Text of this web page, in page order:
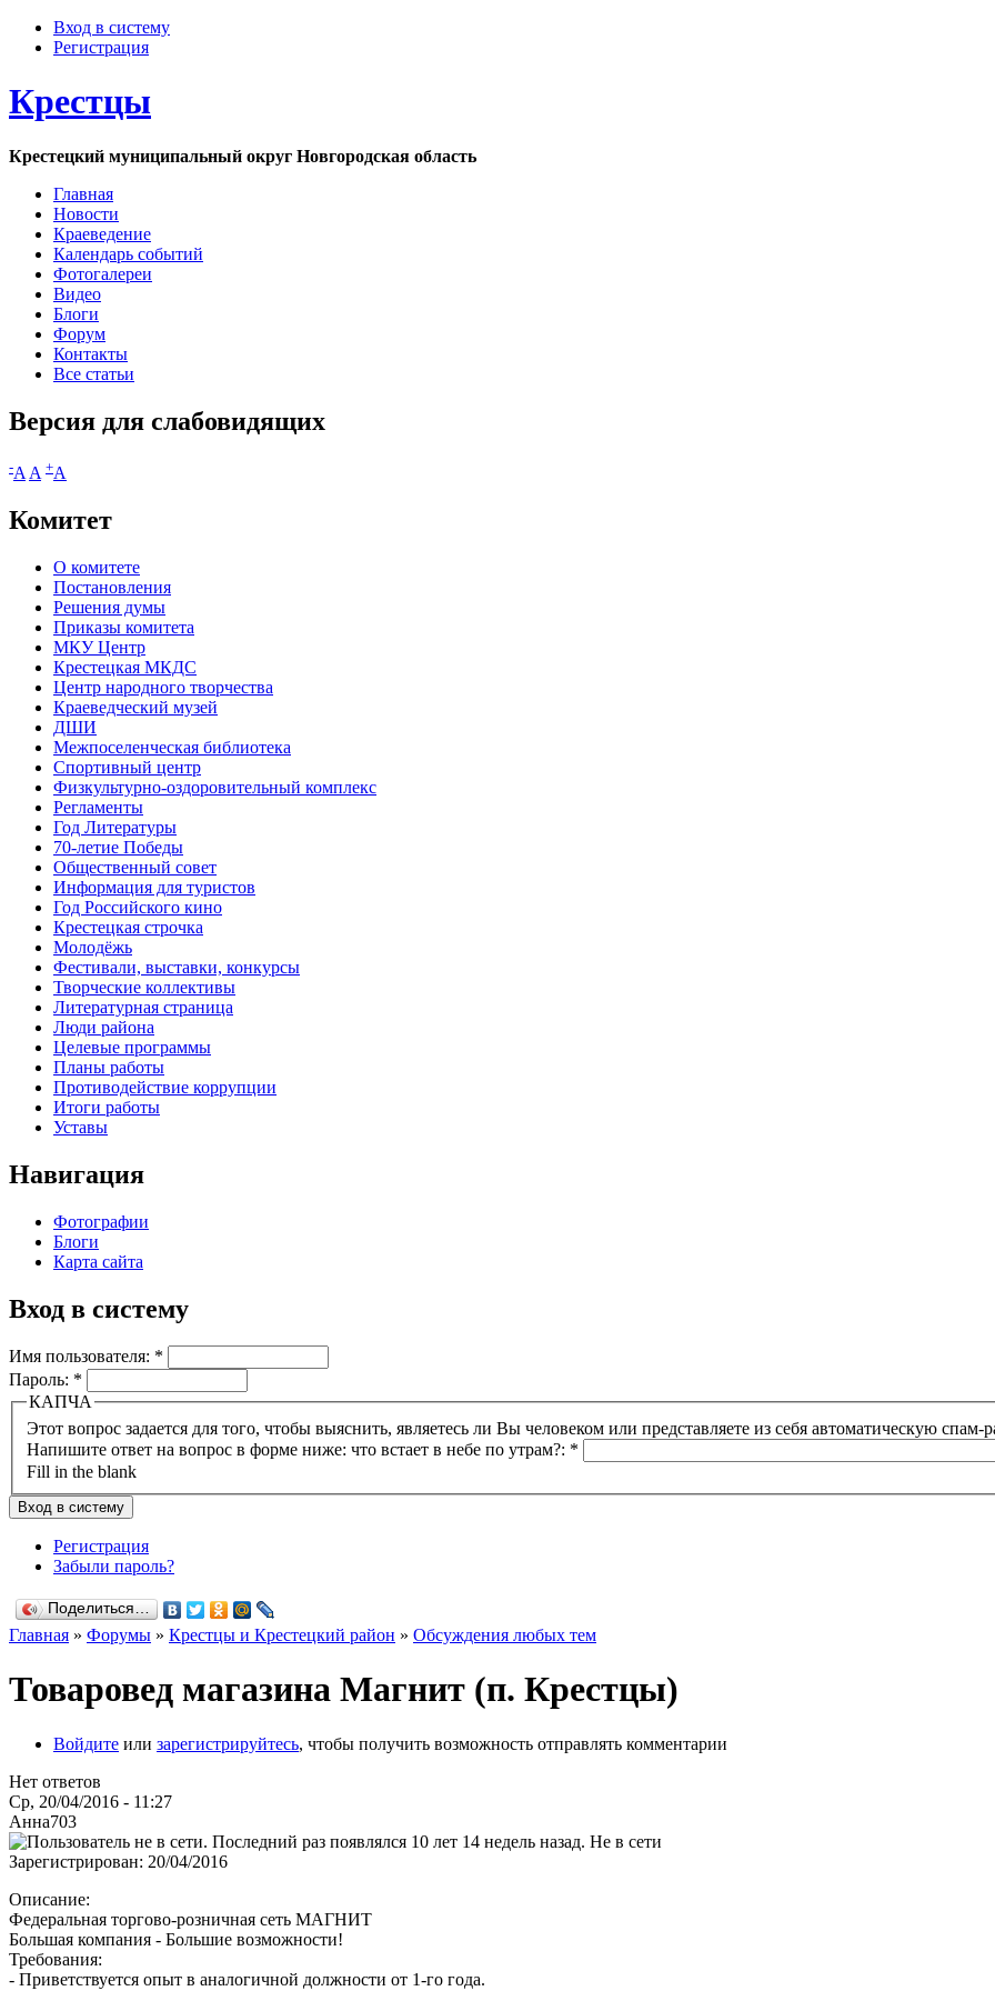
Вход в систему
Регистрация
Крестцы
Крестецкий муниципальный округ Новгородская область
Главная
Новости
Краеведение
Календарь событий
Фотогалереи
Видео
Блоги
Форум
Контакты
Все статьи
Версия для слабовидящих
-A A +A
Комитет
О комитете
Постановления
Решения думы
Приказы комитета
МКУ Центр
Крестецкая МКДС
Центр народного творчества
Краеведческий музей
ДШИ
Межпоселенческая библиотека
Спортивный центр
Физкультурно-оздоровительный комплекс
Регламенты
Год Литературы
70-летие Победы
Общественный совет
Информация для туристов
Год Российского кино
Крестецкая строчка
Молодёжь
Фестивали, выставки, конкурсы
Творческие коллективы
Литературная страница
Люди района
Целевые программы
Планы работы
Противодействие коррупции
Итоги работы
Уставы
Навигация
Фотографии
Блоги
Карта сайта
Вход в систему
Имя пользователя: *
Пароль: *
КАПЧА
Этот вопрос задается для того, чтобы выяснить, являетесь ли Вы человеком или представляете из себя
Напишите ответ на вопрос в форме ниже: что встает в небе по утрам?: *
Fill in the blank
Регистрация
Забыли пароль?
Поделиться…
Главная » Форумы » Крестцы и Крестецкий район » Обсуждения любых тем
Товаровед магазина Магнит (п. Крестцы)
Войдите или зарегистрируйтесь, чтобы получить возможность отправлять комментарии
Нет ответов
Ср, 20/04/2016 - 11:27
Анна703
Не в сети
Зарегистрирован: 20/04/2016
Описание:
Федеральная торгово-розничная сеть МАГНИТ
Большая компания - Большие возможности!
Требования:
- Приветствуется опыт в аналогичной должности от 1-го года.